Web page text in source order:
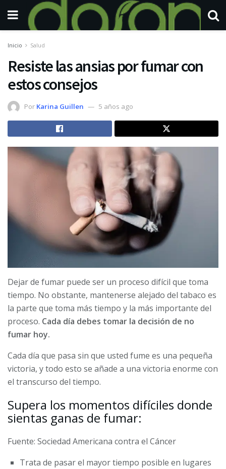
Inicio Salud
Resiste las ansias por fumar con
estos consejos
Por Karina Guillen 5 años ago
Dejar de fumar puede ser un proceso difícil que toma
tiempo. No obstante, mantenerse alejado del tabaco es
la parte que toma más tiempo y la más importante del
proceso. Cada día debes tomar la decisión de no
fumar hoy.
Cada día que pasa sin que usted fume es una pequeña
victoria, y todo esto se añade a una victoria enorme con
el transcurso del tiempo.
Supera los momentos difíciles donde
sientas ganas de fumar:
Fuente: Sociedad Americana contra el Cáncer
Trata de pasar el mayor tiempo posible en lugares